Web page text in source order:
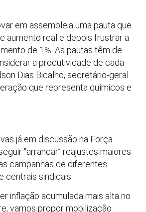
em assembleia uma pauta que
aumento real e depois frustrar a
de 1%. As pautas têm de
a produtividade de cada
Dias Bicalho, secretário-geral
que representa químicos e
já em discussão na Força
“arrancar” reajustes maiores
campanhas de diferentes
centrais sindicais.
inflação acumulada mais alta no
vamos propor mobilização